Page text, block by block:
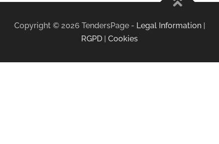
Copyright © 2026 TendersPage - Legal Information|
RGPD | Cookies